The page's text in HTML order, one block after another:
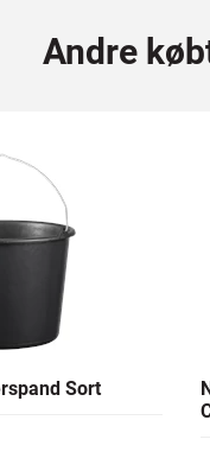
Andre
Sort